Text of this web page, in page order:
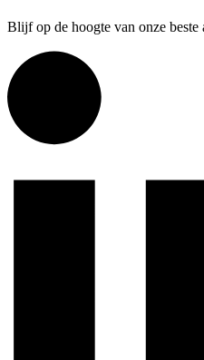
Blijf op de hoogte van onze beste